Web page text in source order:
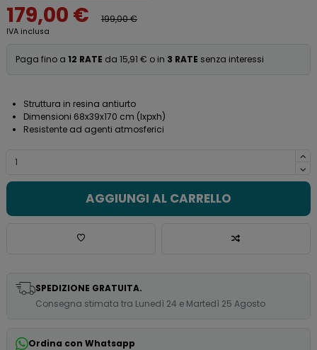
179,00 € 199,00 €
IVA inclusa
Paga fino a 12 RATE da 15,91 € o in 3 RATE senza interessi
Struttura in resina antiurto
Dimensioni 68x39x170 cm (lxpxh)
Resistente ad agenti atmosferici
AGGIUNGI AL CARRELLO
SPEDIZIONE GRATUITA.
Consegna stimata tra Lunedì 24 e Martedì 25 Agosto
Ordina con Whatsapp